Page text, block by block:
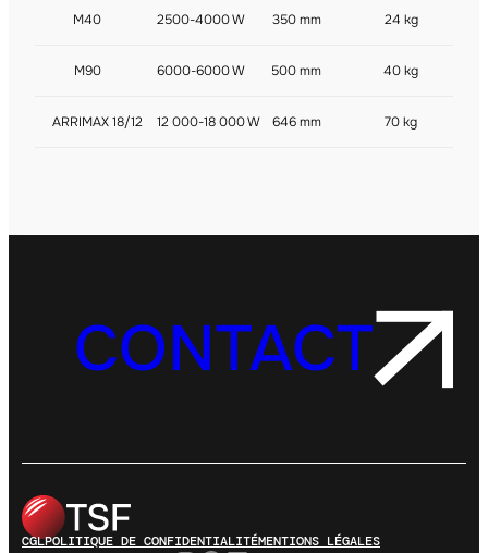
M40 2500-4000 W 350 mm 24 kg
M90 6000-6000 W 500 mm 40 kg
ARRIMAX 18/12 12 000-18 000 W 646 mm 70 kg
CONTACT
CGLPOLITIQUE DE CONFIDENTIALITÉMENTIONS LÉGALES